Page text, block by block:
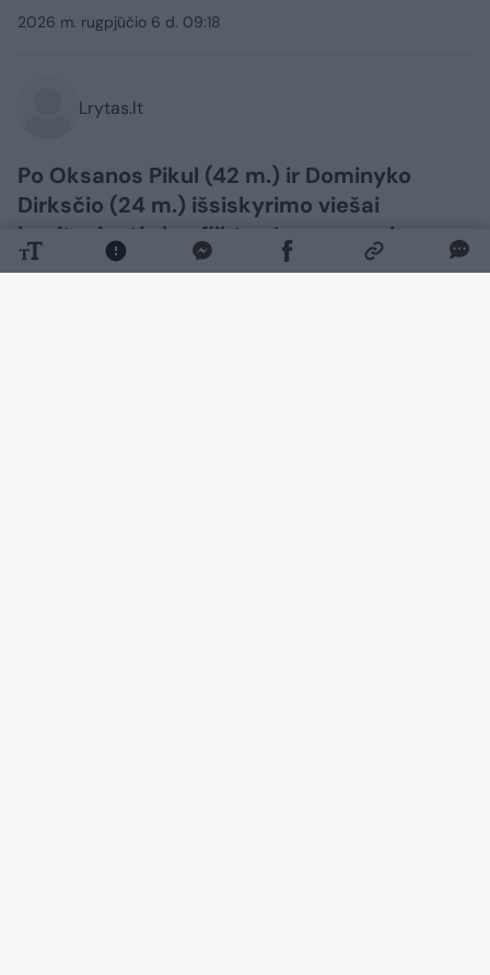
2026 m. rugpjūčio 6 d. 09:18
Lrytas.lt
Po Oksanos Pikul (42 m.) ir Dominyko
Dirksčio (24 m.) išsiskyrimo viešai
besitęsiantis konfliktas įgauna naują
pagreitį.